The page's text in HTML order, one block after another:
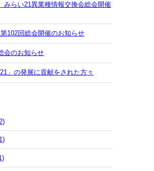
らい21異業種情報交換会総会開催
102回総会開催のお知らせ
会のお知らせ
21」の発展に貢献をされた方々